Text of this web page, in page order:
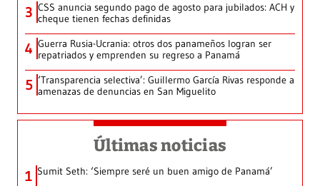
3 CSS anuncia segundo pago de agosto para jubilados: ACH y
cheque tienen fechas definidas
4 Guerra Rusia-Ucrania: otros dos panameños logran ser
repatriados y emprenden su regreso a Panamá
5 ‘Transparencia selectiva’: Guillermo García Rivas responde a
amenazas de denuncias en San Miguelito
Últimas noticias
1 Sumit Seth: ‘Siempre seré un buen amigo de Panamá’